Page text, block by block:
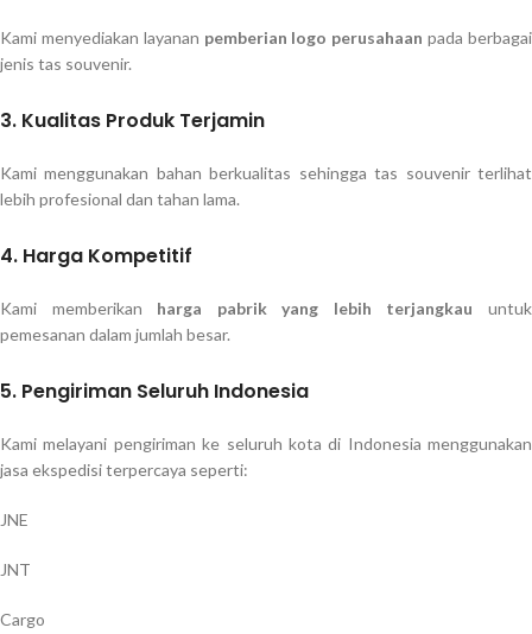
Kami menyediakan layanan pemberian logo perusahaan pada berbagai
jenis tas souvenir.
3. Kualitas Produk Terjamin
Kami menggunakan bahan berkualitas sehingga tas souvenir terlihat
lebih profesional dan tahan lama.
4. Harga Kompetitif
Kami memberikan harga pabrik yang lebih terjangkau untuk
pemesanan dalam jumlah besar.
5. Pengiriman Seluruh Indonesia
Kami melayani pengiriman ke seluruh kota di Indonesia menggunakan
jasa ekspedisi terpercaya seperti:
JNE
JNT
Cargo